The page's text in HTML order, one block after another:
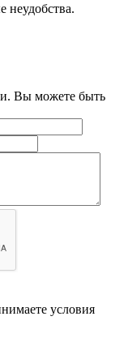
неудобства.
Вы можете быть
условия